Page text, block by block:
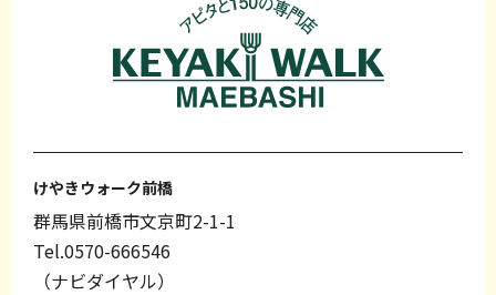
けやきウォーク前橋
群馬県前橋市文京町2-1-1
Tel.0570-666546
（ナビダイヤル）